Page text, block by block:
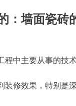
：墙面瓷砖
程中主要从事的技
装修效果，特别是